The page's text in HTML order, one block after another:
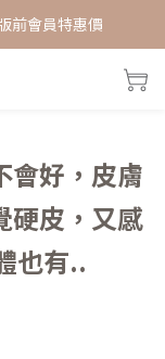
💰
前會員特惠價
會好，皮膚
硬皮，又感
也有..